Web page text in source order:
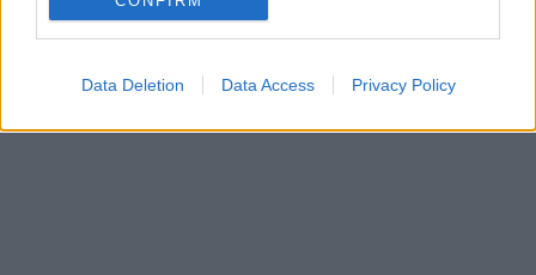
Data Deletion Data Access Privacy Policy